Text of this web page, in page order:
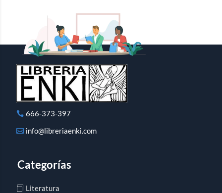
666-373-397
info@libreriaenki.com
Categorías
Literatura